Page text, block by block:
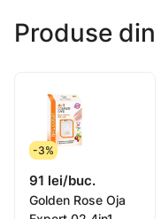
Produse
-3%
91 lei/buc.
Golden Rose Oja